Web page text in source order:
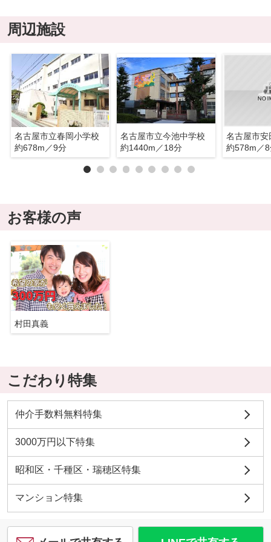
周辺施設
名古屋市立春岡小学校
約678m／9分
名古屋市立今池中学校
約1440m／18分
名古屋市安
約578m／
お客様の声
村田真義
こだわり特集
仲介手数料無料特集
3000万円以下特集
昭和区・千種区・瑞穂区特集
マンション特集